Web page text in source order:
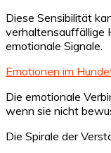
Diese Sensibilität
verhaltensauffällige
emotionale Signale.
Emotionen im
Die emotionale
wenn sie nicht
Die Spirale der